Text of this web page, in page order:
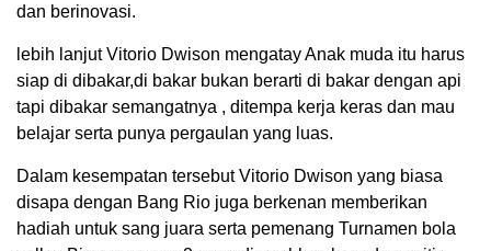
dan berinovasi.
lebih lanjut Vitorio Dwison mengatay Anak muda itu harus
siap di dibakar,di bakar bukan berarti di bakar dengan api
tapi dibakar semangatnya , ditempa kerja keras dan mau
belajar serta punya pergaulan yang luas.
Dalam kesempatan tersebut Vitorio Dwison yang biasa
disapa dengan Bang Rio juga berkenan memberikan
hadiah untuk sang juara serta pemenang Turnamen bola